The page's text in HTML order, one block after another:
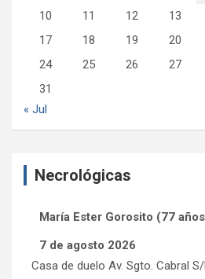
10
11 12 13
17
18 19 20
24
25 26 27
31
« Jul
Necrológicas
María Ester Gorosito (77
7 de agosto 2026
Casa de duelo Av. Sgto. Cabral S/